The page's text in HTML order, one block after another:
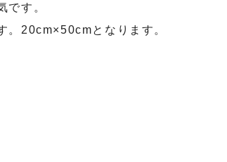
です。
。20cm×50cmとなります。